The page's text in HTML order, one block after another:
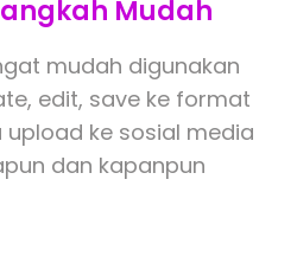
Mudah
mudah digunakan
edit, save ke format
ke sosial media
dan kapanpun